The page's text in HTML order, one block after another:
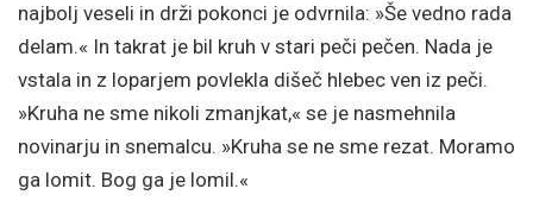
najbolj veseli in drži pokonci je odvrnila: »Še vedno rada
delam.« In takrat je bil kruh v stari peči pečen. Nada je
vstala in z loparjem povlekla dišeč hlebec ven iz peči.
»Kruha ne sme nikoli zmanjkat,« se je nasmehnila
novinarju in snemalcu. »Kruha se ne sme rezat. Moramo
ga lomit. Bog ga je lomil.«